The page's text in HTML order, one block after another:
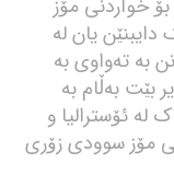
خواردنی مۆز
یان لە
بە تەواوی بە
بێت بەڵام بە
ئۆسترالیا و
مۆز سوودی زۆری